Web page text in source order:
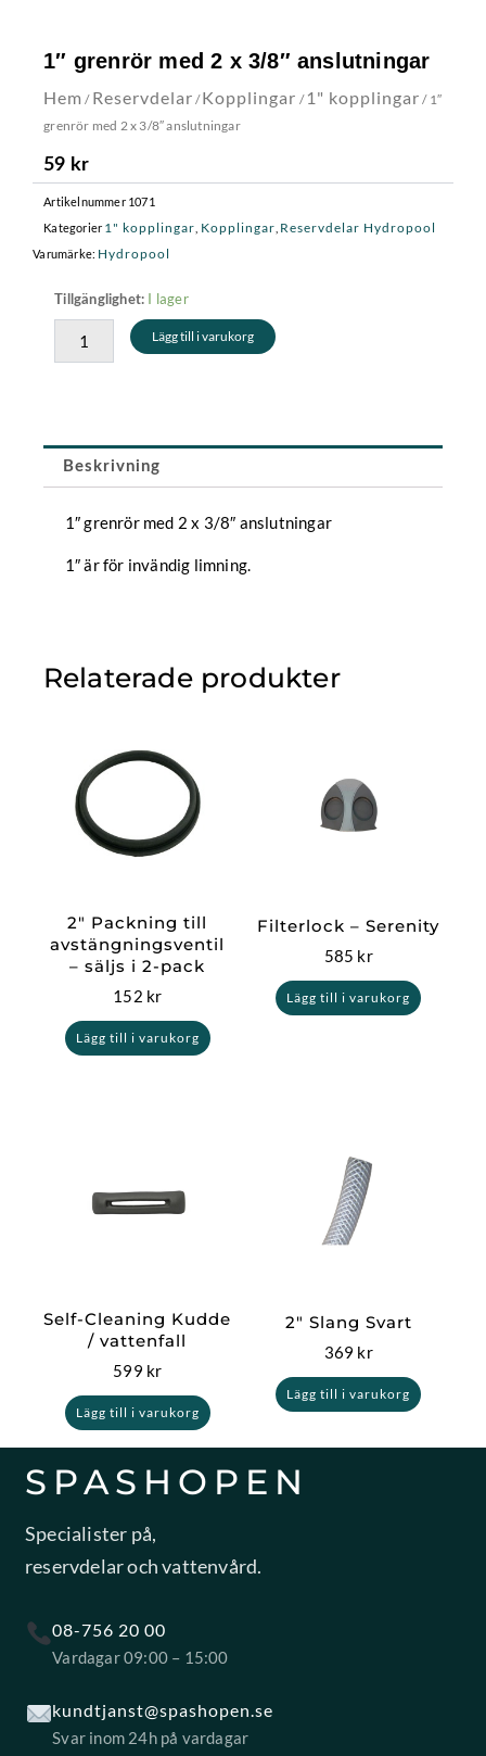
1″ grenrör med 2 x 3/8″ anslutningar
Hem / Reservdelar /Kopplingar / 1" kopplingar / 1″
grenrör med 2 x 3/8″ anslutningar
59 kr
Artikelnummer 1071
Kategorier 1" kopplingar Kopplingar Reservdelar Hydropool
Varumärke: Hydropool
Tillgänglighet: I lager
1"
grenrör
med
2
mängd
Lägg till i varukorg
Beskrivning
1″ grenrör med 2 x 3/8″ anslutningar
1″ är för invändig limning.
Relaterade produkter
2″ Packning till
avstängningsventil
– säljs i 2-pack
152 kr
Lägg till i varukorg
Filterlock – Serenity
585 kr
Lägg till i varukorg
Self-Cleaning Kudde
/ vattenfall
599 kr
Lägg till i varukorg
2″ Slang Svart
369 kr
Lägg till i varukorg
SPASHOPEN
Specialister på,
reservdelar och vattenvård.
08-756 20 00
Vardagar 09:00 – 15:00
kundtjanst@spashopen.se
Svar inom 24h på vardagar